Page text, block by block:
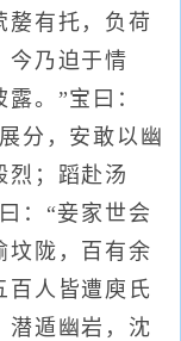
嫠有托，负荷
今乃迫于情
。”宝曰：
分，安敢以幽
烈；蹈赴汤
：“妾家世会
坟陇，百有余
百人皆遭庾氏
潜遁幽岩，沈